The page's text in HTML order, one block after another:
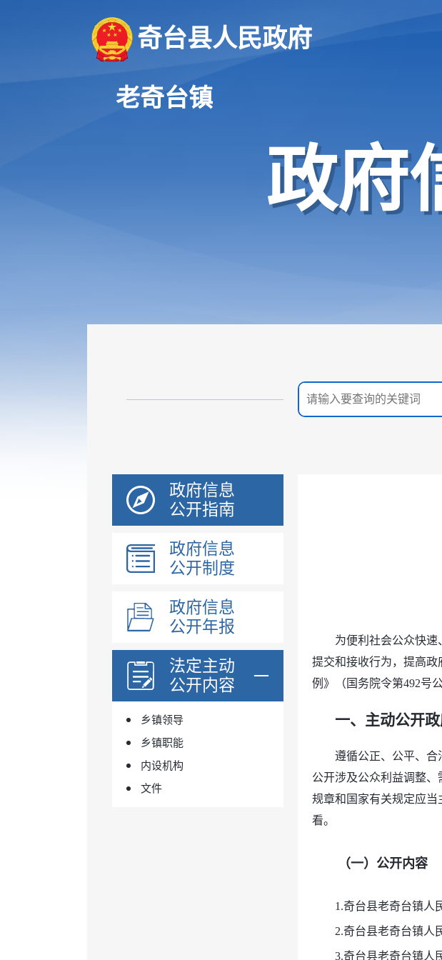
奇台县人民政府
老奇台镇
政府
政府信息
公开指南
政府信息
公开制度
政府信息
公开年报
法定主动
公开内容
乡镇领导
乡镇职能
内设机构
文件
为便利社会公众快
提交和接收行为，提高
例》（国务院令第492号
一、主动公开
遵循公正、公平、合
公开涉及公众利益调整
规章和国家有关规定应当
看。
（一）公开内容
1.奇台县老奇台镇人
2.奇台县老奇台镇人
3.奇台县老奇台镇人